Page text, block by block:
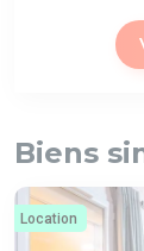
Biens
Location